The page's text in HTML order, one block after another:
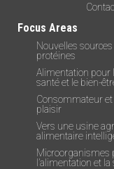
Focus Areas
Nouvelles
protéines
Alimentation pour
santé et le bien-
Consommateur et
plaisir
Vers une usine
alimentaire
Microorganismes
l’alimentation et